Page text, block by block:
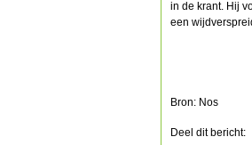
in de krant. Hij
een
Bron: Nos
Deel dit bericht: